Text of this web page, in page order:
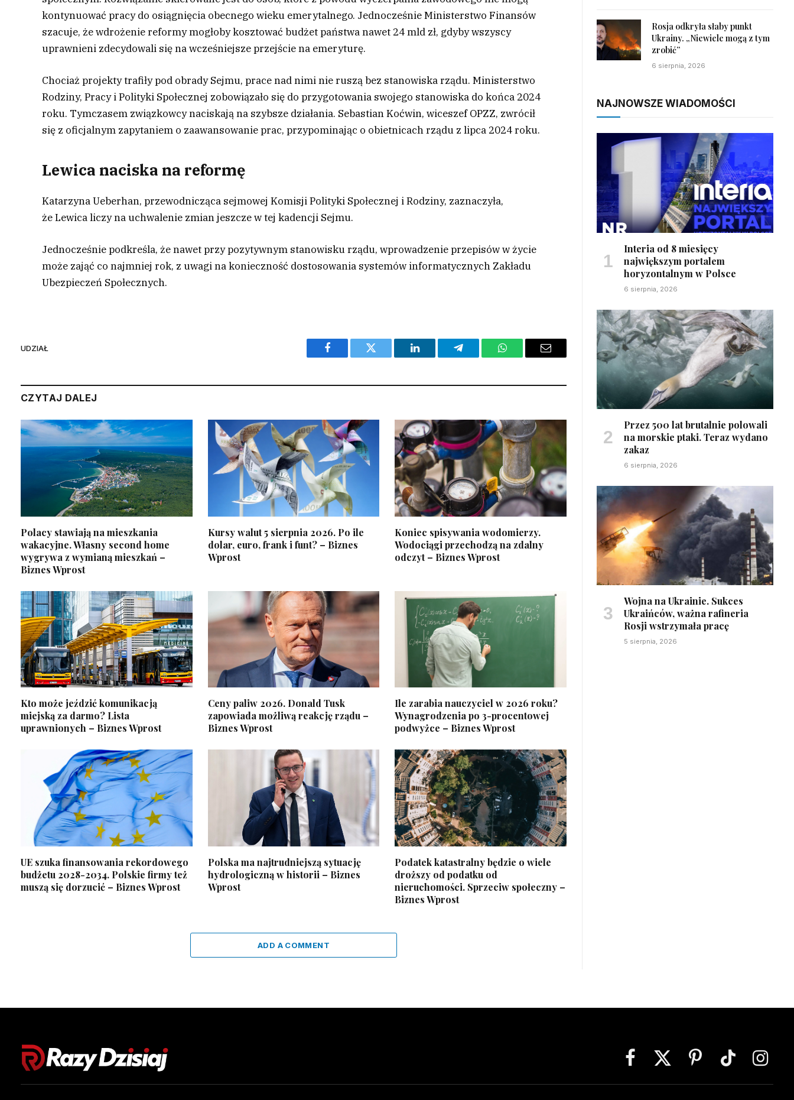
kontynuować pracy do osiągnięcia obecnego wieku emerytalnego. Jednocześnie Ministerstwo Finansów
szacuje, że wdrożenie reformy mogłoby kosztować budżet państwa nawet 24 mld zł, gdyby wszyscy
uprawnieni zdecydowali się na wcześniejsze przejście na emeryturę.
Chociaż projekty trafiły pod obrady Sejmu, prace nad nimi nie ruszą bez stanowiska rządu. Ministerstwo
Rodziny, Pracy i Polityki Społecznej zobowiązało się do przygotowania swojego stanowiska do końca 2024
roku. Tymczasem związkowcy naciskają na szybsze działania. Sebastian Koćwin, wiceszef OPZZ, zwrócił
się z oficjalnym zapytaniem o zaawansowanie prac, przypominając o obietnicach rządu z lipca 2024 roku.
Lewica naciska na reformę
Katarzyna Ueberhan, przewodnicząca sejmowej Komisji Polityki Społecznej i Rodziny, zaznaczyła,
że Lewica liczy na uchwalenie zmian jeszcze w tej kadencji Sejmu.
Jednocześnie podkreśla, że nawet przy pozytywnym stanowisku rządu, wprowadzenie przepisów w życie
może zająć co najmniej rok, z uwagi na konieczność dostosowania systemów informatycznych Zakładu
Ubezpieczeń Społecznych.
UDZIAŁ
Facebook Twitter LinkedIn Telegram WhatsAppEmail
CZYTAJ DALEJ
Polacy stawiają na mieszkania
wakacyjne. Własny second home
wygrywa z wymianą mieszkań –
Biznes Wprost
Kursy walut 5 sierpnia 2026. Po ile
dolar, euro, frank i funt? – Biznes
Wprost
Koniec spisywania wodomierzy.
Wodociągi przechodzą na zdalny
odczyt – Biznes Wprost
Kto może jeździć komunikacją
miejską za darmo? Lista
uprawnionych – Biznes Wprost
Ceny paliw 2026. Donald Tusk
zapowiada możliwą reakcję rządu –
Biznes Wprost
Ile zarabia nauczyciel w 2026 roku?
Wynagrodzenia po 3-procentowej
podwyżce – Biznes Wprost
UE szuka finansowania rekordowego
budżetu 2028-2034. Polskie firmy też
muszą się dorzucić – Biznes Wprost
Polska ma najtrudniejszą sytuację
hydrologiczną w historii – Biznes
Wprost
Podatek katastralny będzie o wiele
droższy od podatku od
nieruchomości. Sprzeciw społeczny –
Biznes Wprost
ADD A COMMENT
Rosja odkryła słaby punkt
Ukrainy. „Niewiele mogą z tym
zrobić”
6 sierpnia, 2026
NAJNOWSZE WIADOMOŚCI
Interia od 8 miesięcy
największym portalem
horyzontalnym w Polsce
6 sierpnia, 2026
Przez 500 lat brutalnie polowali
na morskie ptaki. Teraz wydano
zakaz
6 sierpnia, 2026
Wojna na Ukrainie. Sukces
Ukraińców, ważna rafineria
Rosji wstrzymała pracę
5 sierpnia, 2026
Facebook
X
PinterestTikTok